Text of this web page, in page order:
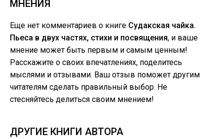
МНЕНИЯ
Еще нет комментариев о книге Судакская чайка.
Пьеса в двух частях, стихи и посвящения, и ваше
мнение может быть первым и самым ценным!
Расскажите о своих впечатлениях, поделитесь
мыслями и отзывами. Ваш отзыв поможет другим
читателям сделать правильный выбор. Не
стесняйтесь делиться своим мнением!
ДРУГИЕ КНИГИ АВТОРА